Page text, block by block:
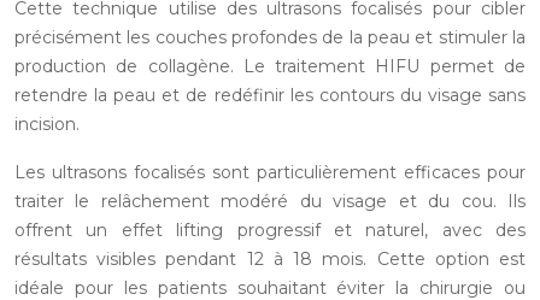
Cette technique utilise des ultrasons focalisés pour cibler
précisément les couches profondes de la peau et stimuler la
production de collagène. Le traitement HIFU permet de
retendre la peau et de redéfinir les contours du visage sans
incision.
Les ultrasons focalisés sont particulièrement efficaces pour
traiter le relâchement modéré du visage et du cou. Ils
offrent un effet lifting progressif et naturel, avec des
résultats visibles pendant 12 à 18 mois. Cette option est
idéale pour les patients souhaitant éviter la chirurgie ou